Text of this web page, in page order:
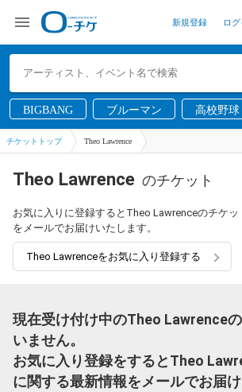
新規登録 ロ
BIGBANG ブルーマン 高校野球
チケットトップ Theo Lawrence
Theo Lawrence のチケット
お気に入りに登録するとTheo Lawrenceのチケ
をメールでお届けいたします。
Theo Lawrenceをお気に入り登録する
現在受け付け中のTheo Lawrence
いません。
お気に入り登録をするとTheo
に関する最新情報をメールでお届け